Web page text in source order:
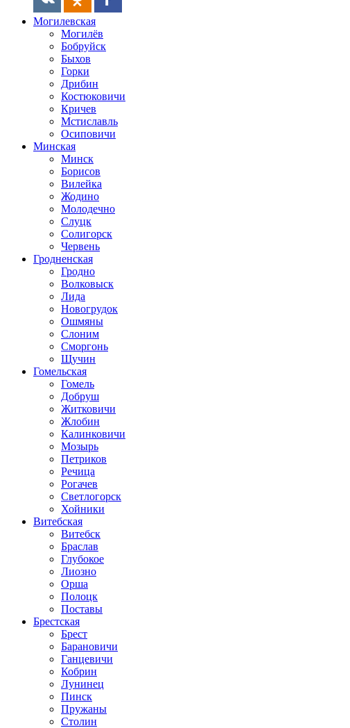
Могилевская
Могилёв
Бобруйск
Быхов
Горки
Дрибин
Костюковичи
Кричев
Мстиславль
Осиповичи
Минская
Минск
Борисов
Вилейка
Жодино
Молодечно
Слуцк
Солигорск
Червень
Гродненская
Гродно
Волковыск
Лида
Новогрудок
Ошмяны
Слоним
Сморгонь
Щучин
Гомельская
Гомель
Добруш
Житковичи
Жлобин
Калинковичи
Мозырь
Петриков
Речица
Рогачев
Светлогорск
Хойники
Витебская
Витебск
Браслав
Глубокое
Лиозно
Орша
Полоцк
Поставы
Брестская
Брест
Барановичи
Ганцевичи
Кобрин
Лунинец
Пинск
Пружаны
Столин